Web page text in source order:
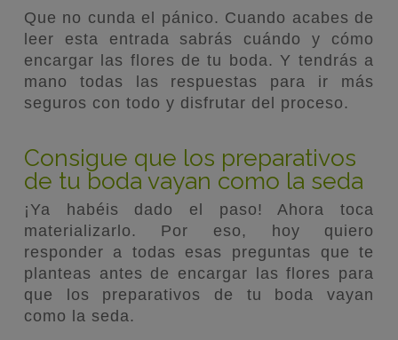
Que no cunda el pánico. Cuando acabes de
leer esta entrada sabrás cuándo y cómo
encargar las flores de tu boda. Y tendrás a
mano todas las respuestas para ir más
seguros con todo y disfrutar del proceso.
Consigue que los preparativos
de tu boda vayan como la seda
¡Ya habéis dado el paso! Ahora toca
materializarlo. Por eso, hoy quiero
responder a todas esas preguntas que te
planteas antes de encargar las flores para
que los preparativos de tu boda vayan
como la seda.